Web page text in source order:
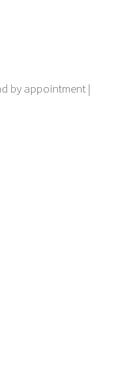
by appointment |